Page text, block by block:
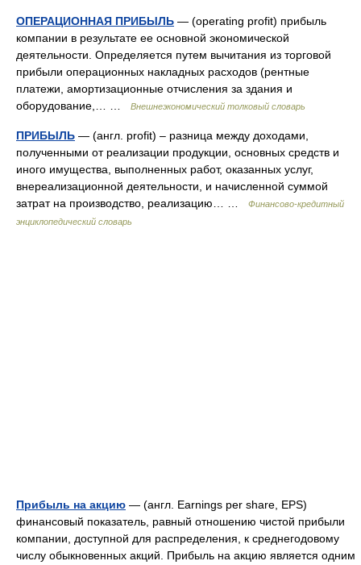
ОПЕРАЦИОННАЯ ПРИБЫЛЬ — (operating profit) прибыль
компании в результате ее основной экономической
деятельности. Определяется путем вычитания из торговой
прибыли операционных накладных расходов (рентные
платежи, амортизационные отчисления за здания и
оборудование,… …
Внешнеэкономический толковый словарь
ПРИБЫЛЬ — (англ. profit) – разница между доходами,
полученными от реализации продукции, основных средств и
иного имущества, выполненных работ, оказанных услуг,
внереализационной деятельности, и начисленной суммой
затрат на производство, реализацию… …
Финансово-кредитный
энциклопедический словарь
Прибыль на акцию — (англ. Earnings per share, EPS)
финансовый показатель, равный отношению чистой прибыли
компании, доступной для распределения, к среднегодовому
числу обыкновенных акций. Прибыль на акцию является одним